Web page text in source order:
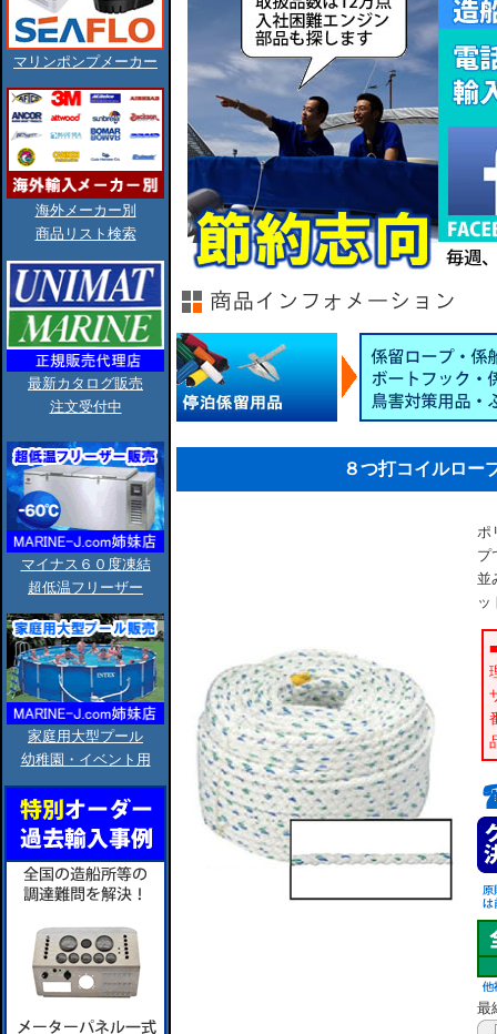
マリンポンプメーカー
海外メーカー別
商品リスト検索
最新カタログ販売
注文受付中
マイナス６０度凍結
超低温フリーザー
家庭用大型プール
幼稚園・イベント用
８つ打コイルロー
ポ
プ
並
ッ
最